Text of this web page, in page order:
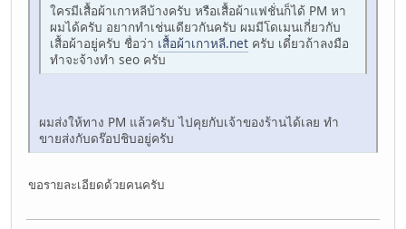
ใครมีเสื้อผ้าเกาหลีบ้างครับ หรือเสื้อผ้าแฟชั่นก็ได้ PM หา
ผมได้ครับ อยากทำเช่นเดียวกันครับ ผมมีโดเมนเกี่ยวกับ
เสื้อผ้าอยู่ครับ ชื่อว่า เสื้อผ้าเกาหลี.net ครับ เดี๋ยวถ้าลงมือ
ทำจะจ้างทำ seo ครับ
ผมส่งให้ทาง PM แล้วครับ ไปคุยกับเจ้าของร้านได้เลย ทำ
ขายส่งกับดร๊อปชิบอยู่ครับ
ขอรายละเอียดด้วยคนครับ